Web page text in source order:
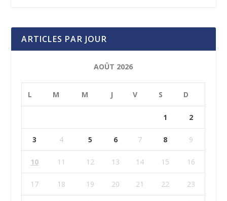
ARTICLES PAR JOUR
AOÛT 2026
L M M J V S D
1 2
3 4 5 6 7 8 9
10 11 12 13 14 15 16
17 18 19 20 21 22 23